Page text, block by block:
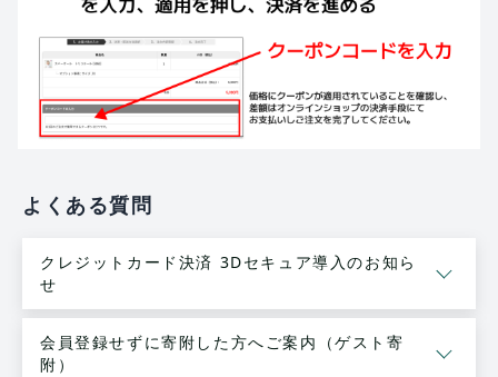
よくある質問
クレジットカード決済 3Dセキュア導入のお知ら
せ
会員登録せずに寄附した方へご案内（ゲスト寄
附）